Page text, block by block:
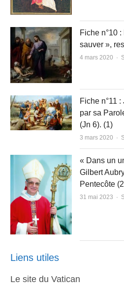
Fiche n°10
sauver »,
4 mars 2020
Fiche n°11
par sa
(Jn 6). (1)
3 mars 2020
« Dans un
Gilbert
Pentecôte
31 mai 2023
Liens utiles
Le site du Vatican